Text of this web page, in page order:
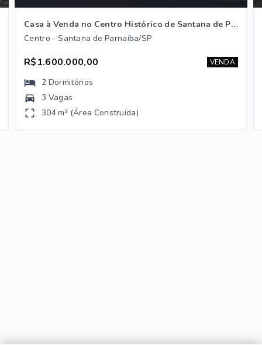
Casa à Venda no Centro Histórico de Santana de Parnaíba/SP
Centro - Santana de Parnaíba/SP
R$1.600.000,00 VENDA
2 Dormitórios
3 Vagas
304 m² (Área Construída)